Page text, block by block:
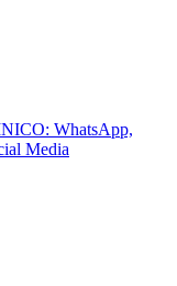
WhatsApp,
Media